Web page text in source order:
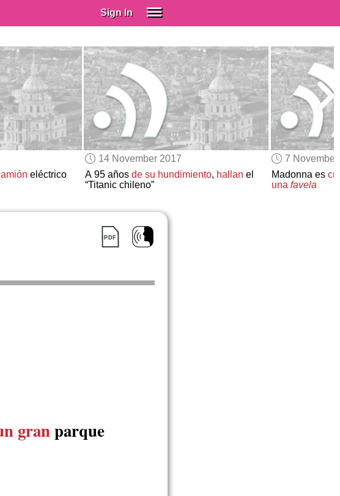
Sign In
Spanish (Spain)
Spanish (Latino)
SUBSCRIBE
EDUCATIONAL LICENSES
GIFT CARDS
OTHER LANGUAGES
eléctrico
14 November 2017
A 95 años de su hundimiento, hallan el
“Titanic chileno”
7
Madonna es
unafavela
granparque